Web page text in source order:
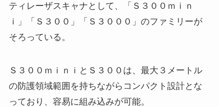
ティレーザスキャナとして、「Ｓ３００ｍｉｎ
ｉ」「Ｓ３００」「Ｓ３０００」のファミリーが
そろっている。
Ｓ３００ｍｉｎｉとＳ３００は、最大３メートル
の防護領域範囲を持ちながらコンパクト設計とな
っており、容易に組み込みが可能。